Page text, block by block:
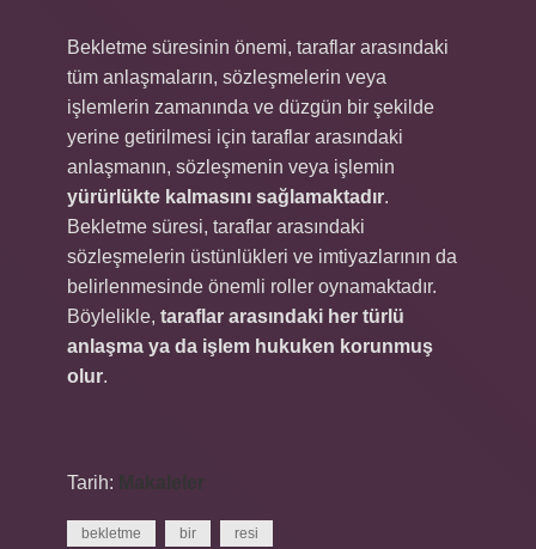
Bekletme süresinin önemi, taraflar arasındaki
tüm anlaşmaların, sözleşmelerin veya
işlemlerin zamanında ve düzgün bir şekilde
yerine getirilmesi için taraflar arasındaki
anlaşmanın, sözleşmenin veya işlemin
yürürlükte kalmasını sağlamaktadır.
Bekletme süresi, taraflar arasındaki
sözleşmelerin üstünlükleri ve imtiyazlarının da
belirlenmesinde önemli roller oynamaktadır.
Böylelikle, taraflar arasındaki her türlü
anlaşma ya da işlem hukuken korunmuş
olur.
Tarih: Makaleler
bekletme bir resi